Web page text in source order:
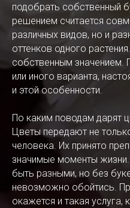
подобрать собственный
решением считается
различных видов, но и
оттенков одного
собственным значением.
или иного варианта,
и этой особенности.
По каким поводам дарят
Цветы передают не
человека. Их принято
значимые моменты
быть разными, но без
невозможно обойтись.
окажется и такая услуга,